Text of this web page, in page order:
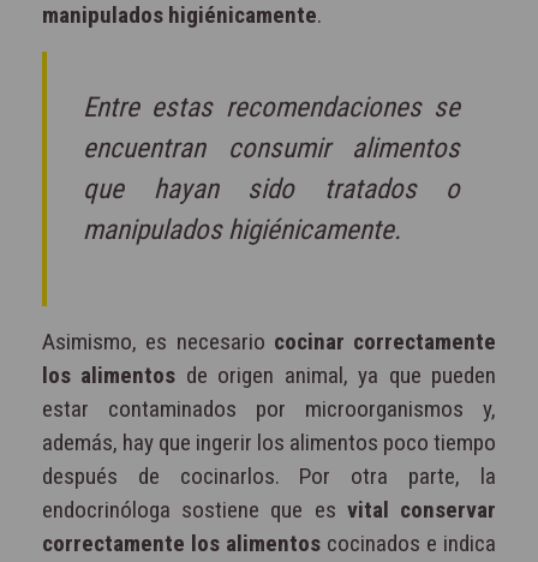
manipulados higiénicamente.
Entre estas recomendaciones se
encuentran consumir alimentos
que hayan sido tratados o
manipulados higiénicamente.
Asimismo, es necesario cocinar correctamente
los alimentos de origen animal, ya que pueden
estar contaminados por microorganismos y,
además, hay que ingerir los alimentos poco tiempo
después de cocinarlos. Por otra parte, la
endocrinóloga sostiene que es vital conservar
correctamente los alimentos cocinados e indica